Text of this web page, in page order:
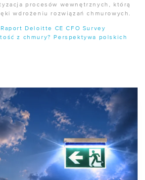
procesów wewnętrznych, którą
wdrożeniu rozwiązań chmurowych.
Deloitte CE CFO Survey
z chmury? Perspektywa polskich